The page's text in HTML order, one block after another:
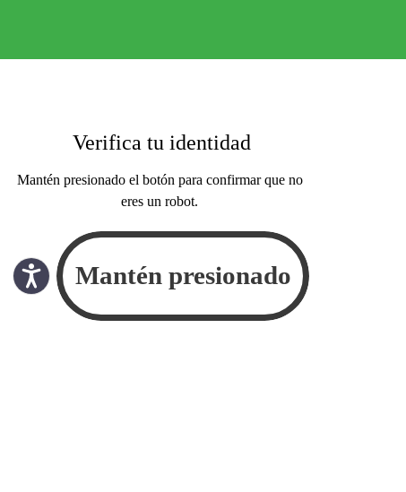
Verifica tu identidad
Mantén presionado el botón para confirmar que no
eres un robot.